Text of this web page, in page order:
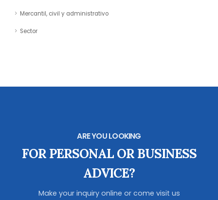
Mercantil, civil y administrativo
Sector
ARE YOU LOOKING
FOR PERSONAL OR BUSINESS
ADVICE?
Make your inquiry online or come visit us